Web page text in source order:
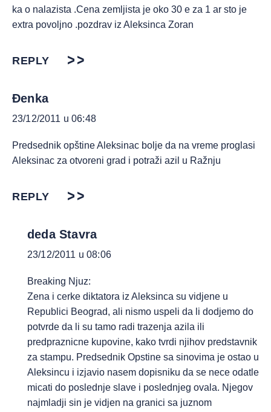
ka o nalazista .Cena zemljista je oko 30 e za 1 ar sto je
extra povoljno .pozdrav iz Aleksinca Zoran
REPLY
Đenka
23/12/2011 u 06:48
Predsednik opštine Aleksinac bolje da na vreme proglasi
Aleksinac za otvoreni grad i potraži azil u Ražnju
REPLY
deda Stavra
23/12/2011 u 08:06
Breaking Njuz:
Zena i cerke diktatora iz Aleksinca su vidjene u
Republici Beograd, ali nismo uspeli da li dodjemo do
potvrde da li su tamo radi trazenja azila ili
predpraznicne kupovine, kako tvrdi njihov predstavnik
za stampu. Predsednik Opstine sa sinovima je ostao u
Aleksincu i izjavio nasem dopisniku da se nece odatle
micati do poslednje slave i poslednjeg ovala. Njegov
najmladji sin je vidjen na granici sa juznom